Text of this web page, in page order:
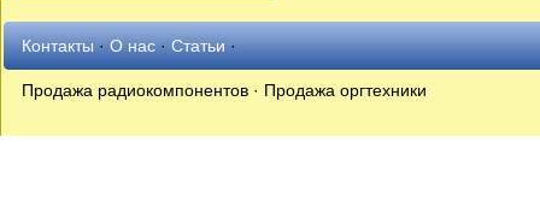
Контакты·О нас·Статьи·
Продажа радиокомпонентов · Продажа оргтехники